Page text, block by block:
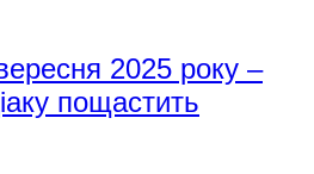
2025 року –
пощастить